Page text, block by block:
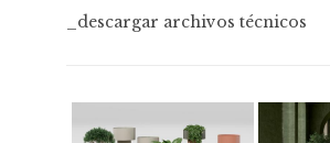
_descargar archivos técnicos